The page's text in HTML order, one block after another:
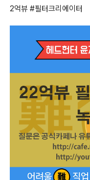
2억뷰 #필터크리에이터